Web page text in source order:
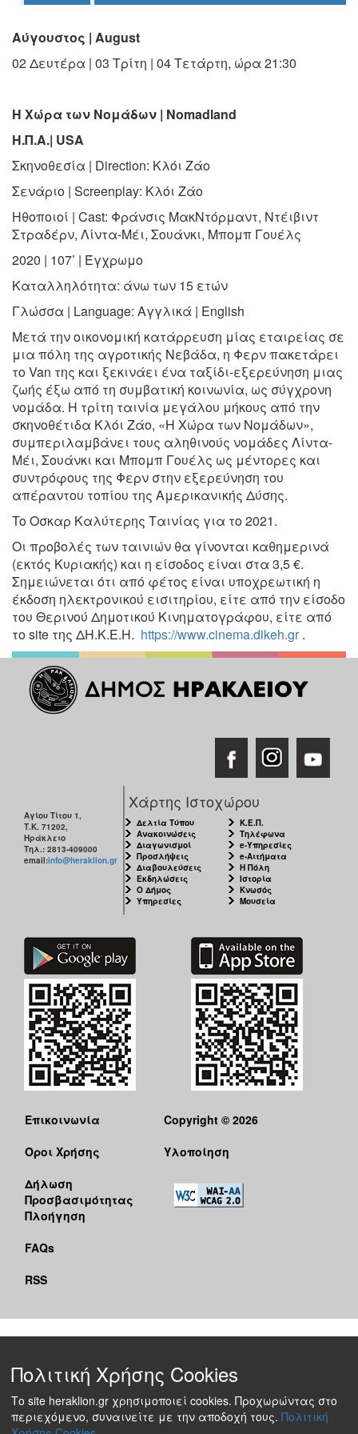
ΤΟΠΟΣ
ΠΟΛΙΤΙΣΜΟΣ
ΑΝΘΕΚΤΙΚΗ
ΠΟΛΗ
Αύγουστος | August
02 Δευτέρα | 03 Τρίτη | 04 Τετάρτη, ώρα 21:30
Η Χώρα των Νομάδων | Nomadland
Η.Π.Α.| USA
Σκηνοθεσία | Direction: Κλόι Ζάο
Σενάριο | Screenplay: Κλόι Ζάο
Ηθοποιοί | Cast: Φράνσις ΜακΝτόρμαντ, Ντέιβιντ
Στραδέρν, Λίντα-Μέι, Σουάνκι, Μπομπ Γουέλς
2020 | 107’ | Έγχρωμο
Καταλληλότητα: άνω των 15 ετών
Γλώσσα | Language: Αγγλικά | English
Μετά την οικονομική κατάρρευση μίας εταιρείας σε
μια πόλη της αγροτικής Νεβάδα, η Φερν πακετάρει
το Van της και ξεκινάει ένα ταξίδι-εξερεύνηση μιας
ζωής έξω από τη συμβατική κοινωνία, ως σύγχρονη
νομάδα. Η τρίτη ταινία μεγάλου μήκους από την
σκηνοθέτιδα Κλόι Ζάο, «Η Χώρα των Νομάδων»,
συμπεριλαμβάνει τους αληθινούς νομάδες Λίντα-
Μέι, Σουάνκι και Μπομπ Γουέλς ως μέντορες και
συντρόφους της Φερν στην εξερεύνηση του
απέραντου τοπίου της Αμερικανικής Δύσης.
To Οσκαρ Καλύτερης Ταινίας για το 2021.
Οι προβολές των ταινιών θα γίνονται καθημερινά
(εκτός Κυριακής) και η είσοδος είναι στα 3,5 €.
Σημειώνεται ότι από φέτος είναι υποχρεωτική η
έκδοση ηλεκτρονικού εισιτηρίου, είτε από την είσοδο
του Θερινού Δημοτικού Κινηματογράφου, είτε από
το site της ΔΗ.Κ.Ε.Η. https://www.cinema.dikeh.gr.
Αγίου Τίτου 1,
Τ.Κ. 71202,
Ηράκλειο
Τηλ.: 2813-409000
email:info@heraklion.gr
Χάρτης Ιστοχώρου
Δελτία Τύπου
Ανακοινώσεις
Διαγωνισμοί
Προσλήψεις
Διαβουλεύσεις
Εκδηλώσεις
Ο Δήμος
Υπηρεσίες
Κ.Ε.Π.
Τηλέφωνα
e-Υπηρεσίες
e-Αιτήματα
Η Πόλη
Ιστορία
Κνωσός
Μουσεία
Επικοινωνία
Όροι Χρήσης
Δήλωση
Προσβασιμότητας
Πλοήγηση
FAQs
RSS
Copyright © 2026
Υλοποίηση
Πολιτική Χρήσης Cookies
Το site heraklion.gr χρησιμοποιεί cookies. Προχωρώντας στο
περιεχόμενο, συναινείτε με την αποδοχή τους. Πολιτική